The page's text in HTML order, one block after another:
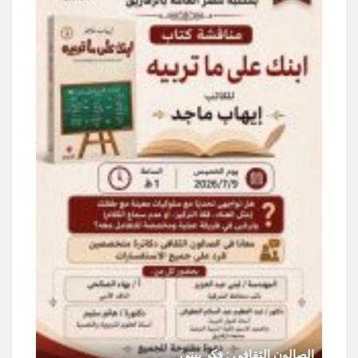
الصالون الثقافى : فكر يبنى